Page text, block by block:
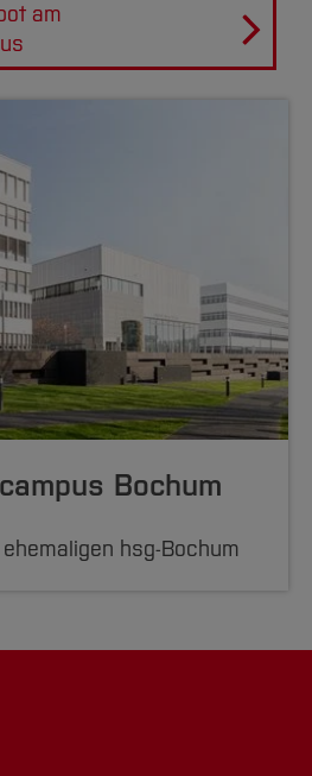
am
Bochum
hsg-Bochum